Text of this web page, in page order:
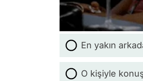
En yakın
O kişiyle